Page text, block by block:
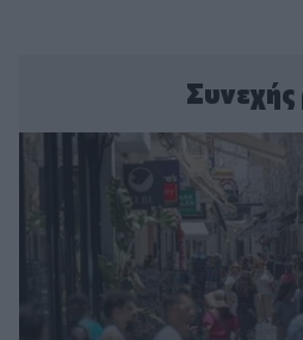
Συνεχής